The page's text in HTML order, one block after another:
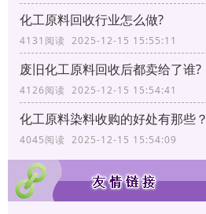
化工原料回收行业怎么做?
4131阅读 2025-12-15 15:55:11
废旧化工原料回收后都卖给了谁?
4126阅读 2025-12-15 15:54:41
化工原料染料收购的好处有那些？
4045阅读 2025-12-15 15:54:09